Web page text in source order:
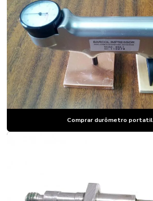
Durômetro para alumínio
Durômetro de bancada
Durômetro barcol
Durômetro brinell
Durômetro brinell portatil
Durômetro brinell preço
Durômetro para comprimidos preço
Durômetro para fertilizantes
Comprar durômetro portatil